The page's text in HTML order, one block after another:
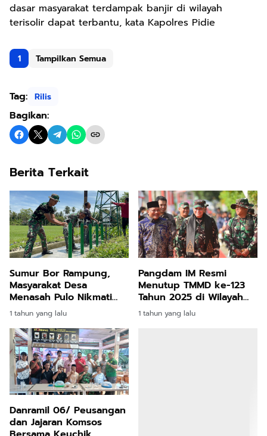
dasar masyarakat terdampak banjir di wilayah
terisolir dapat terbantu, kata Kapolres Pidie
1 Tampilkan Semua
Tag: Rilis
Bagikan:
Berita Terkait
Sumur Bor Rampung,
Masyarakat Desa
Menasah Pulo Nikmati
Air Bersih
1 tahun yang lalu
Pangdam IM Resmi
Menutup TMMD ke-123
Tahun 2025 di Wilayah
Kodim 0111/ Bireuen
1 tahun yang lalu
Danramil 06/ Peusangan
dan Jajaran Komsos